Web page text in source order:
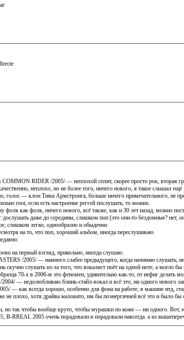
RIDER /2005/ — неплохой сплит, скорее просто рок, вторая
неплохо, но не более того, ничего нового, я такое слышал ещё
— клон Тима Армстронга, больше ничего примечательного, не
root, если есть настроение реггей послушать, то можно.
как фолк, ничего нового, всё также, как и 30 лет назад, можно
даже до середины, слишком поп (это они-то бездомные? нет,
слишком легко, однообразно и обыденно
на то, что поп, хороший альбом, иногда переслушиваю.
на первый взгляд, прикольно, иногда слушаю.
/2005/ — намного слабее предыдущего, когда начинаю слушать,
скучно слушать из-за того, что вокалист поёт на одной ноте, а могло
70-х в 2006-м это феномен, удивительно как-то, от нефиг делать
— недолюбливаю блинк-стайл-вокал и всё это, ни одного нового
— как всегда хорошо, особенно для фона на работе, в машине итд,
плохо, хотя драйва маловато, им бы поэнергичней всё это и было бы
но так чтобы вообще круто, чтобы мурашки по коже — ни одного.
RREAL 2005 очень порадовали и порадовали навсегда. а из